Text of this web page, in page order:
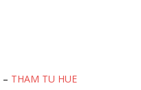
– THAM TU HUE